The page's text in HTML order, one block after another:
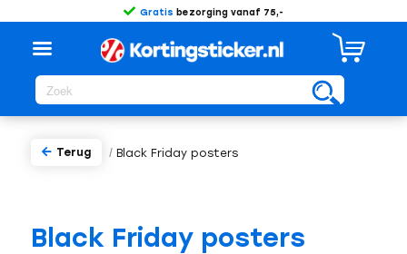
Gratis bezorging vanaf 75,-
/ Black Friday posters
Terug
Black Friday posters